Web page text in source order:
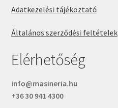
Adatkezelési tájékoztató
Általános szerződési feltételek
Elérhetőség
info@masineria.hu
+36 30 941 4300